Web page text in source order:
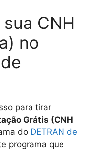
CNH
no
para tirar
Grátis (CNH
do DETRAN de
programa que